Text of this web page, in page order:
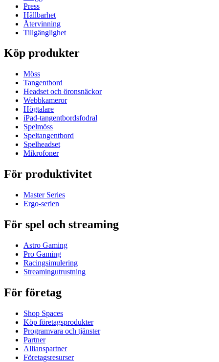
Press
Hållbarhet
Återvinning
Tillgänglighet
Köp produkter
Möss
Tangentbord
Headset och öronsnäckor
Webbkameror
Högtalare
iPad-tangentbordsfodral
Spelmöss
Speltangentbord
Spelheadset
Mikrofoner
För produktivitet
Master Series
Ergo-serien
För spel och streaming
Astro Gaming
Pro Gaming
Racingsimulering
Streamingutrustning
För företag
Shop Spaces
Köp företagsprodukter
Programvara och tjänster
Partner
Allianspartner
Företagsresurser